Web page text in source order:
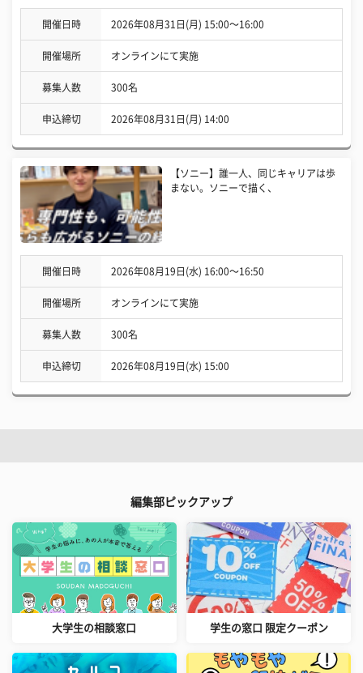
開催日時 2026年08月31日(月) 15:00〜16:00
開催場所 オンラインにて実施
募集人数 300名
申込締切 2026年08月31日(月) 14:00
【ソニー】誰一人、同じキャリアは歩
まない。ソニーで描く、
開催日時 2026年08月19日(水) 16:00〜16:50
開催場所 オンラインにて実施
募集人数 300名
申込締切 2026年08月19日(水) 15:00
編集部ピックアップ
大学生の相談窓口 学生の窓口 限定クーポン